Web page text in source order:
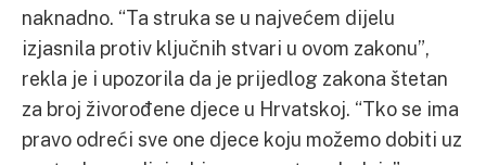
naknadno. “Ta struka se u najvećem dijelu
izjasnila protiv ključnih stvari u ovom zakonu”,
rekla je i upozorila da je prijedlog zakona štetan
za broj živorođene djece u Hrvatskoj. “Tko se ima
pravo odreći sve one djece koju možemo dobiti uz